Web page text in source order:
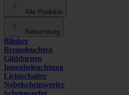
Alle Produkte
Beleuchtung
Blinker
Bremsleuchten
Glühbirnen
Innenbeleuchtung
Lichtschalter
Nebelscheinwerfer
Scheinwerfer